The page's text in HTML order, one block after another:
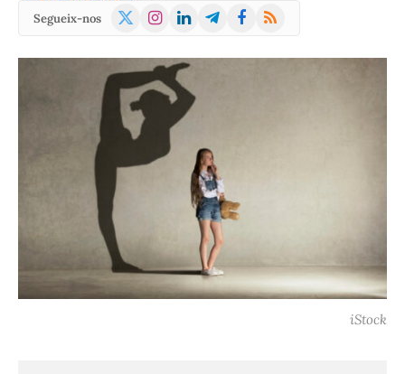
Segueix-nos
X
Instagram
LinkedInTelegramFacebook
RSS
iStock